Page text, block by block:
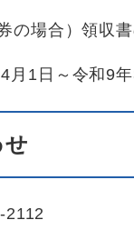
の場合）領収
月1日～令和9